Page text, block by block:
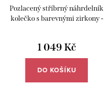
Pozlacený stříbrný náhrdelník
kolečko s barevnými zirkony -
1 049 Kč
DO KOŠÍKU